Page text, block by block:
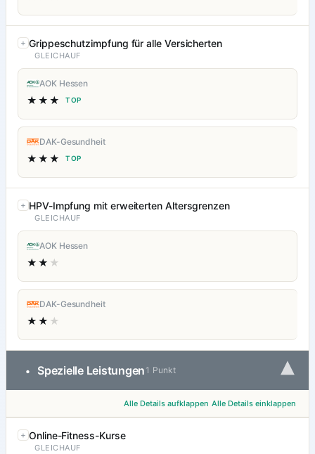
Grippeschutzimpfung für alle Versicherten
GLEICHAUF
AOK Hessen
★★★ TOP
DAK-Gesundheit
★★★ TOP
HPV-Impfung mit erweiterten Altersgrenzen
GLEICHAUF
AOK Hessen
★★ ★
DAK-Gesundheit
★★ ★
• Spezielle Leistungen 1 Punkt ▾
Alle Details aufklappen Alle Details einklappen
Online-Fitness-Kurse
GLEICHAUF